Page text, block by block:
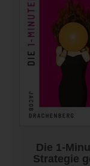
Die 1-
Strategie